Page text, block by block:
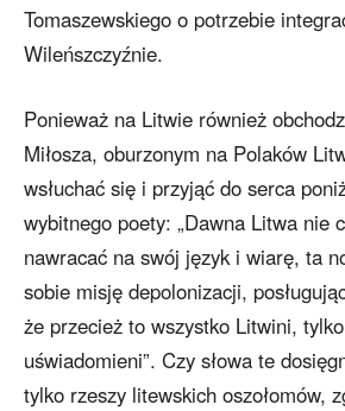
Tomaszewskiego o potrzebie
Wileńszczyźnie.
Ponieważ na Litwie również
Miłosza, oburzonym na Polaków
wsłuchać się i przyjąć do serca
wybitnego poety: „Dawna Litwa nie
nawracać na swój język i wiarę, ta
sobie misję depolonizacji,
że przecież to wszystko Litwini,
uświadomieni”. Czy słowa te
tylko rzeszy litewskich oszołomów,